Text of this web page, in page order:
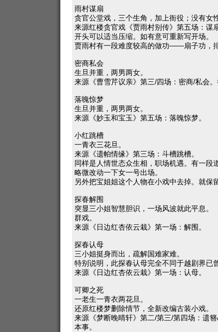
雨村谋扇
贪官公堂戏，三个生角，加上衙役；没有女
来源红楼贪官戏《贾雨村别传》第五场：谋
开头可以适当压缩。如有意可重新写开场。
贾雨村有一段难度较高的做功——扇子功，
密商私会
生旦并重，两男两女。
来源《曹雪芹议亲》第三/四场：密商/私会
落魄惊梦
生旦并重，两男两女。
来源《妙玉和宝玉》第五场：落魄惊梦。
小红跳槽
一青衣三花旦。
来源《遗帕情缘》第三场：斗槽跳槽。
同样是人情世态众生相，职场机遇。有一段
略微改动一下女一号出场。
另外把宝姐姐这个人物在小戏中去掉。就保
探春解围
突显三小姐智慧胆识，一场风波就此平息。
群戏。
来源《日边红杏依云栽》第一场：解围。
探春认母
三小姐挺身而出，疏解国难家难。
特别说明，此探春认母完全不同于越剧界已
来源《日边红杏依云栽》第一场：认母。
可卿之死
一老生一青衣两花旦。
还原红楼梦删除情节，全新改编古装小戏。
来源《梦断晚晴轩》第二/第三/第四场：遗
本事。